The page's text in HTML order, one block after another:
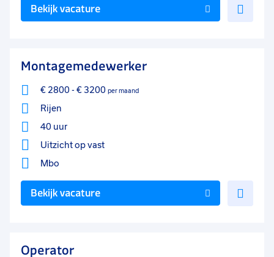
Bekijk vacature
Montagemedewerker
€ 2800- € 3200 per maand
Rijen
40 uur
Uitzicht op vast
Mbo
Bekijk vacature
Operator